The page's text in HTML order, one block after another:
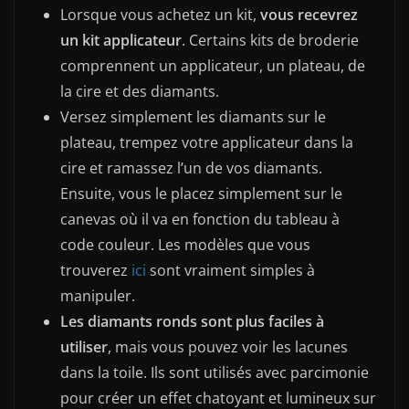
Lorsque vous achetez un kit, vous recevrez
un kit applicateur. Certains kits de broderie
comprennent un applicateur, un plateau, de
la cire et des diamants.
Versez simplement les diamants sur le
plateau, trempez votre applicateur dans la
cire et ramassez l’un de vos diamants.
Ensuite, vous le placez simplement sur le
canevas où il va en fonction du tableau à
code couleur. Les modèles que vous
trouverez ici sont vraiment simples à
manipuler.
Les diamants ronds sont plus faciles à
utiliser, mais vous pouvez voir les lacunes
dans la toile. Ils sont utilisés avec parcimonie
pour créer un effet chatoyant et lumineux sur